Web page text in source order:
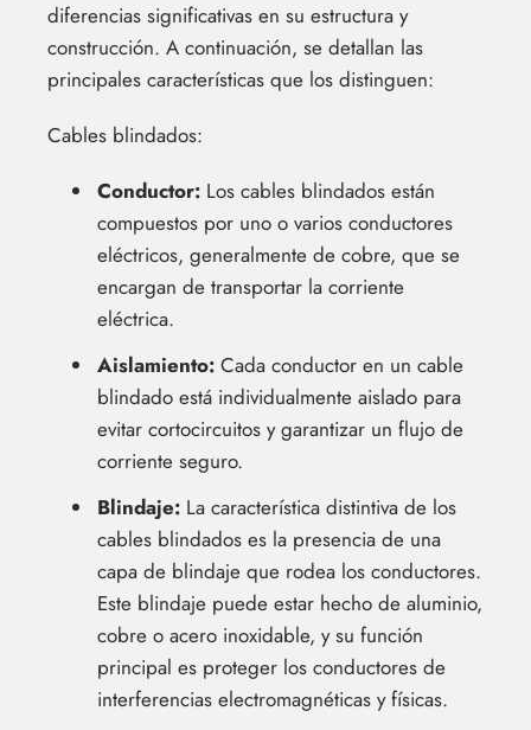
diferencias significativas en su estructura y
construcción. A continuación, se detallan las
principales características que los distinguen:
Cables blindados:
Conductor: Los cables blindados están
compuestos por uno o varios conductores
eléctricos, generalmente de cobre, que se
encargan de transportar la corriente
eléctrica.
Aislamiento: Cada conductor en un cable
blindado está individualmente aislado para
evitar cortocircuitos y garantizar un flujo de
corriente seguro.
Blindaje: La característica distintiva de los
cables blindados es la presencia de una
capa de blindaje que rodea los conductores.
Este blindaje puede estar hecho de aluminio,
cobre o acero inoxidable, y su función
principal es proteger los conductores de
interferencias electromagnéticas y físicas.